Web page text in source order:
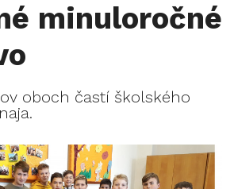
minuloročné
oboch častí školského